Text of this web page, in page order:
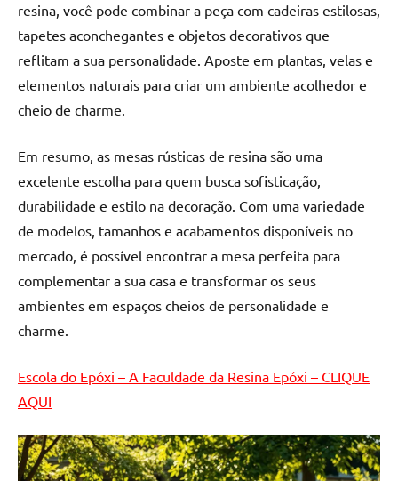
de
resinada
qualidade,
como
populares
River
Tables
e
de
tampinhas
resinadas.
resina, você pode combinar a peça com cadeiras estilosas,
tapetes aconchegantes e objetos decorativos que
reflitam a sua personalidade. Aposte em plantas, velas e
elementos naturais para criar um ambiente acolhedor e
cheio de charme.
Em resumo, as mesas rústicas de resina são uma
excelente escolha para quem busca sofisticação,
durabilidade e estilo na decoração. Com uma variedade
de modelos, tamanhos e acabamentos disponíveis no
mercado, é possível encontrar a mesa perfeita para
complementar a sua casa e transformar os seus
ambientes em espaços cheios de personalidade e
charme.
Escola do Epóxi – A Faculdade da Resina Epóxi – CLIQUE
AQUI